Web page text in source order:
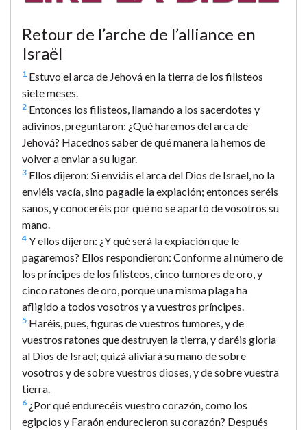
Retour de l’arche de l’alliance en
Israël
1 Estuvo el arca de Jehová en la tierra de los filisteos
siete meses.
2 Entonces los filisteos, llamando a los sacerdotes y
adivinos, preguntaron: ¿Qué haremos del arca de
Jehová? Hacednos saber de qué manera la hemos de
volver a enviar a su lugar.
3 Ellos dijeron: Si enviáis el arca del Dios de Israel, no la
enviéis vacía, sino pagadle la expiación; entonces seréis
sanos, y conoceréis por qué no se apartó de vosotros su
mano.
4 Y ellos dijeron: ¿Y qué será la expiación que le
pagaremos? Ellos respondieron: Conforme al número de
los príncipes de los filisteos, cinco tumores de oro, y
cinco ratones de oro, porque una misma plaga ha
afligido a todos vosotros y a vuestros príncipes.
5 Haréis, pues, figuras de vuestros tumores, y de
vuestros ratones que destruyen la tierra, y daréis gloria
al Dios de Israel; quizá aliviará su mano de sobre
vosotros y de sobre vuestros dioses, y de sobre vuestra
tierra.
6 ¿Por qué endurecéis vuestro corazón, como los
egipcios y Faraón endurecieron su corazón? Después